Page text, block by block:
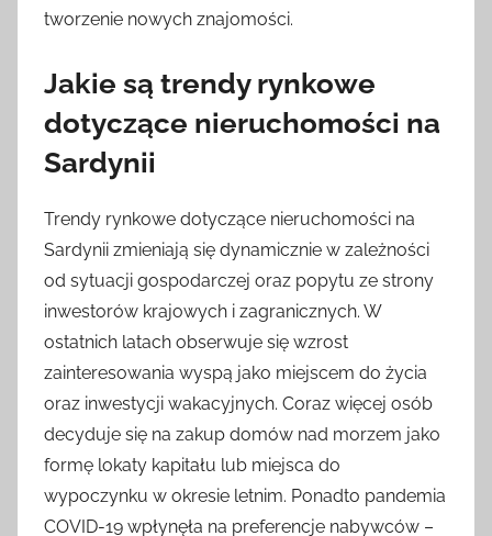
tworzenie nowych znajomości.
Jakie są trendy rynkowe
dotyczące nieruchomości na
Sardynii
Trendy rynkowe dotyczące nieruchomości na
Sardynii zmieniają się dynamicznie w zależności
od sytuacji gospodarczej oraz popytu ze strony
inwestorów krajowych i zagranicznych. W
ostatnich latach obserwuje się wzrost
zainteresowania wyspą jako miejscem do życia
oraz inwestycji wakacyjnych. Coraz więcej osób
decyduje się na zakup domów nad morzem jako
formę lokaty kapitału lub miejsca do
wypoczynku w okresie letnim. Ponadto pandemia
COVID-19 wpłynęła na preferencje nabywców –